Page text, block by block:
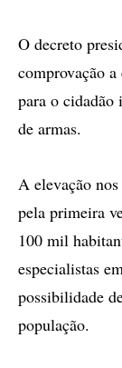
O decreto
comprovação
para o cidadão
de armas.
A elevação
pela primeira
100 mil
especialistas
possibilidade
população.